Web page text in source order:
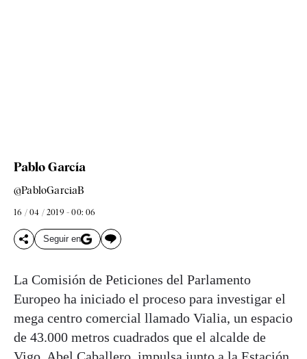
Pablo García
@PabloGarciaB
16 / 04 / 2019 - 00: 06
Seguir en
La Comisión de Peticiones del Parlamento
Europeo ha iniciado el proceso para investigar el
mega centro comercial llamado Vialia, un espacio
de 43.000 metros cuadrados que el alcalde de
Vigo, Abel Caballero, impulsa junto a la Estación